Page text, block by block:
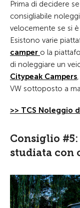
Prima di decidere
consigliabile
velocemente se si è
Esistono varie
camper o la
di noleggiare un
Citypeak Campers
VW sottoposto a
>> TCS Noleggio
Consiglio #5:
studiata con